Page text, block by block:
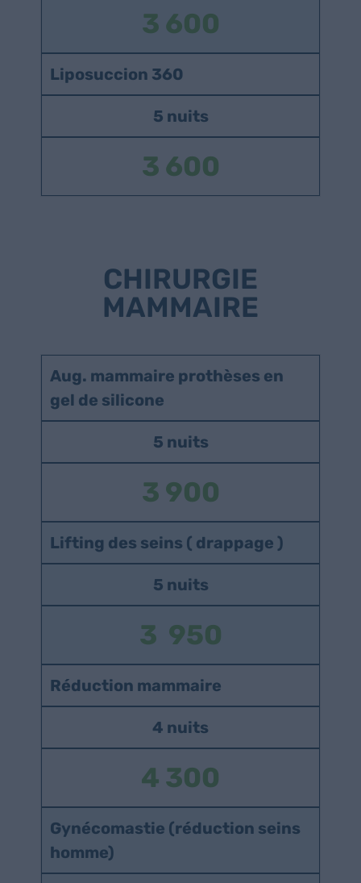
3 600
Liposuccion 360
5 nuits
3 600
CHIRURGIE
MAMMAIRE
Aug. mammaire prothèses en
gel de silicone
5 nuits
3 900
Lifting des seins ( drappage )
5 nuits
3 950
Réduction mammaire
4 nuits
4 300
Gynécomastie (réduction seins
homme)